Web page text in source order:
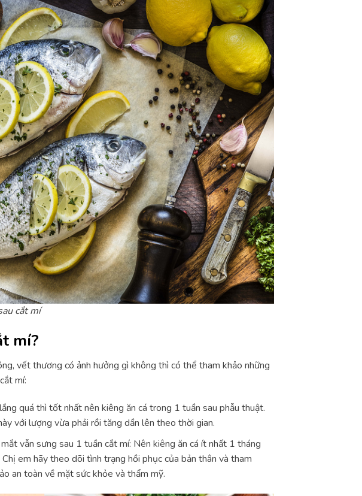
cắt mí
mí?
vết thương có ảnh hưởng gì không thì có thể tham khảo những
mí:
quá thì tốt nhất nên kiêng ăn cá trong 1 tuần sau phẫu thuật.
với lượng vừa phải rồi tăng dần lên theo thời gian.
vẫn sưng sau 1 tuần cắt mí: Nên kiêng ăn cá ít nhất 1 tháng
em hãy theo dõi tình trạng hồi phục của bản thân và tham
an toàn về mặt sức khỏe và thẩm mỹ.